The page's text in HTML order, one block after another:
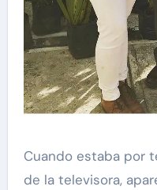
Cuando estaba por
de la televisora,